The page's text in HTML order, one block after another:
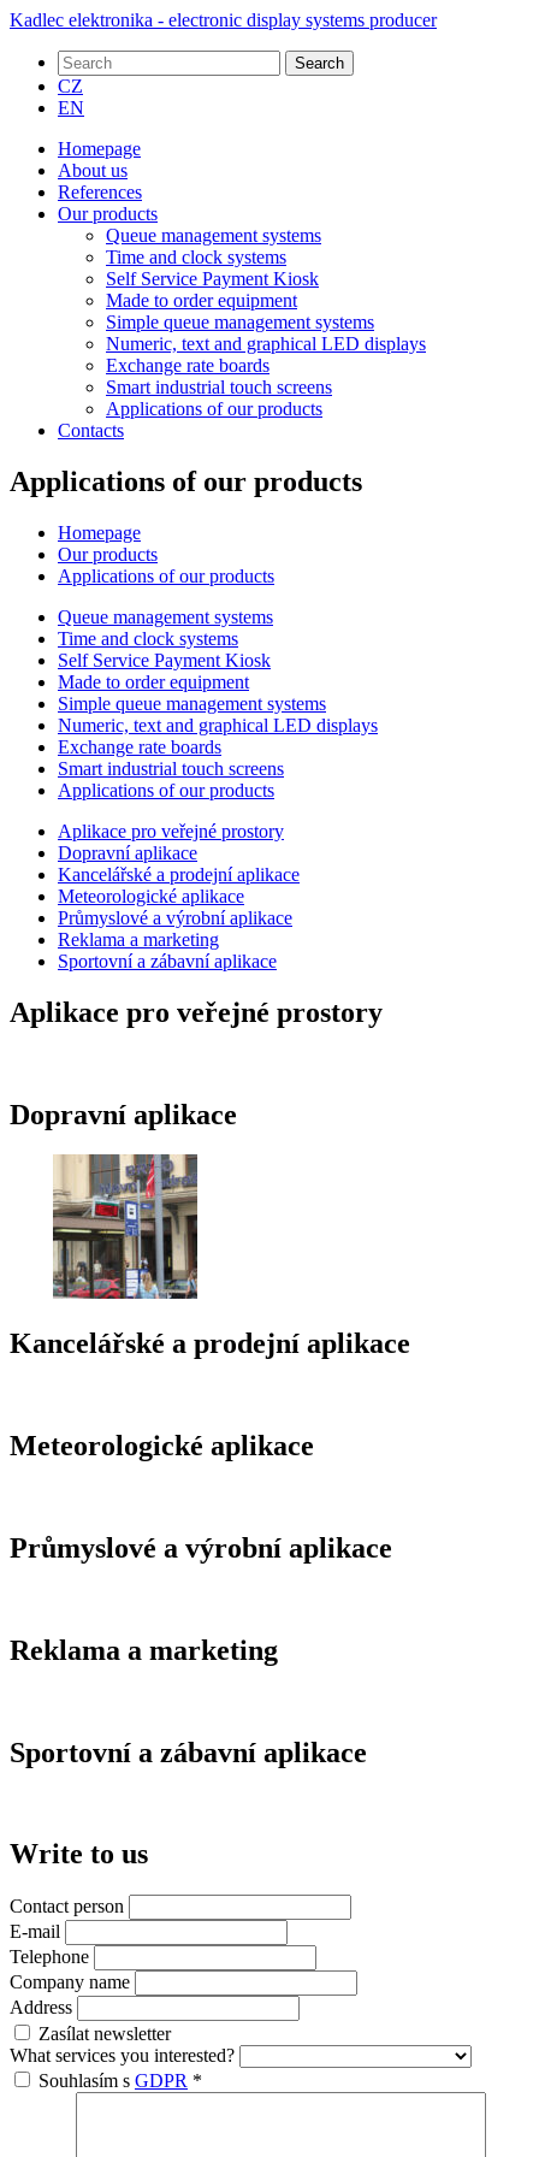
Kadlec elektronika - electronic display systems producer
Search
CZ
EN
Homepage
About us
References
Our products
Queue management systems
Time and clock systems
Self Service Payment Kiosk
Made to order equipment
Simple queue management systems
Numeric, text and graphical LED displays
Exchange rate boards
Smart industrial touch screens
Applications of our products
Contacts
Applications of our products
Homepage
Our products
Applications of our products
Queue management systems
Time and clock systems
Self Service Payment Kiosk
Made to order equipment
Simple queue management systems
Numeric, text and graphical LED displays
Exchange rate boards
Smart industrial touch screens
Applications of our products
Aplikace pro veřejné prostory
Dopravní aplikace
Kancelářské a prodejní aplikace
Meteorologické aplikace
Průmyslové a výrobní aplikace
Reklama a marketing
Sportovní a zábavní aplikace
Aplikace pro veřejné prostory
Dopravní aplikace
Kancelářské a prodejní aplikace
Meteorologické aplikace
Průmyslové a výrobní aplikace
Reklama a marketing
Sportovní a zábavní aplikace
Write to us
Contact person
E-mail
Telephone
Company name
Address
Zasílat newsletter
What services you interested?
Souhlasím s GDPR *